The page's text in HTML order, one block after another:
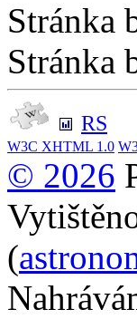
Stránka
Stránka
RS
W3C XHTML 1.0
© 2026
(